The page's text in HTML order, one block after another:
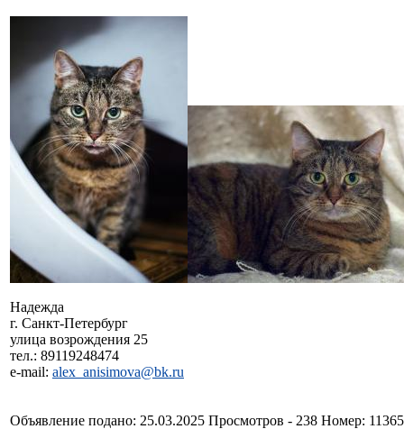
Надежда
г. Санкт-Петербург
улица возрождения 25
тел.: 89119248474
e-mail: alex_anisimova@bk.ru
Объявление подано: 25.03.2025 Просмотров - 238 Номер: